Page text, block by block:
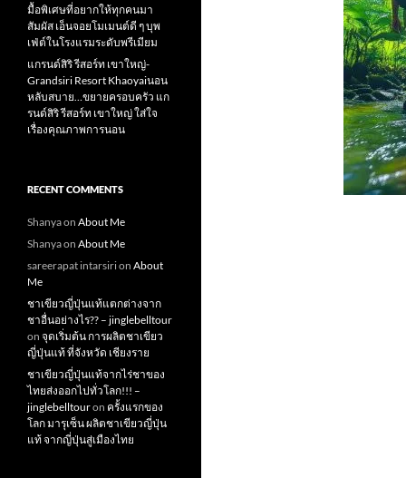
มื้อพิเศษที่อยากให้ทุกคนมา
สัมผัส เอ็นจอยโมเมนต์ดี ๆ บุพ
เฟ่ต์ในโรงแรมระดับพรีเมียม
แกรนด์สิริ​ รีสอร์ท​ เขาใหญ่​-
Grandsiri​ Resort​ Khaoyaiนอน
หลับสบาย…ขยายครอบครัว แก
รนด์สิริ รีสอร์ท เขาใหญ่ ใส่ใจ
เรื่องคุณภาพการนอน
RECENT COMMENTS
Shanyaon About Me
Shanyaon About Me
sareerapat intarsirion About
Me
ชาเขียวญี่ปุ่นแท้แตกต่างจาก
ชาอื่นอย่างไร?? – jinglebelltour
on จุดเริ่มต้น การผลิตชาเขียว
ญี่ปุ่นแท้ ที่จังหวัด เชียงราย
ชาเขียวญี่ปุ่นแท้จากไร่ชาของ
ไทยส่งออกไปทั่วโลก!!! –
jinglebelltouron ครั้งแรกของ
โลก มารุเซ็น ผลิตชาเขียวญี่ปุ่น
แท้ จากญี่ปุ่นสู่เมืองไทย